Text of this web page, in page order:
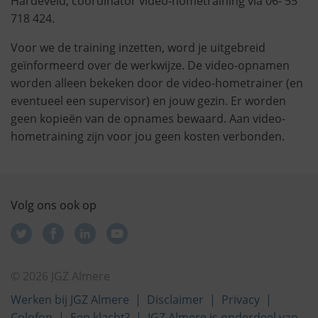
718 424.
Voor we de training inzetten, word je uitgebreid
geïnformeerd over de werkwijze. De video-opnamen
worden alleen bekeken door de video-hometrainer (en
eventueel een supervisor) en jouw gezin. Er worden
geen kopieën van de opnames bewaard. Aan video-
hometraining zijn voor jou geen kosten verbonden.
Volg ons ook op
© 2026 JGZ Almere
Werken bij JGZ Almere
Disclaimer
Privacy